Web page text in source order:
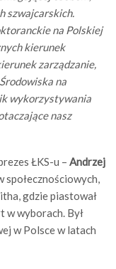
szwajcarskich.
na Polskiej
kierunek
zarządzanie,
na
wykorzystywania
nasz
ŁKS-u – Andrzej
społecznościowych,
gdzie piastował
w wyborach. Był
w Polsce w latach